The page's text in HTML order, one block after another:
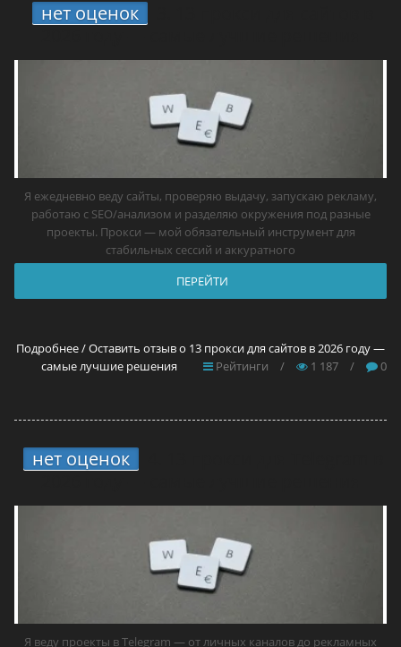
нет оценок
Я ежедневно веду сайты, проверяю выдачу, запускаю рекламу,
работаю с SEO/анализом и разделяю окружения под разные
проекты. Прокси — мой обязательный инструмент для
стабильных сессий и аккуратного
ПЕРЕЙТИ
Подробнее / Оставить отзыв о 13 прокси для сайтов в 2026 году —
самые лучшие решения
Рейтинги / 1 187 / 0
нет оценок
Я веду проекты в Telegram — от личных каналов до рекламных